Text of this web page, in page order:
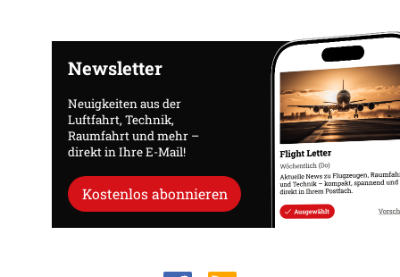
Newsletter
Neuigkeiten aus der
Luftfahrt, Technik,
Raumfahrt und mehr –
direkt in Ihre E-Mail!
Kostenlos abonnieren